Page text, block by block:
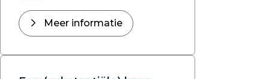
Meer informatie